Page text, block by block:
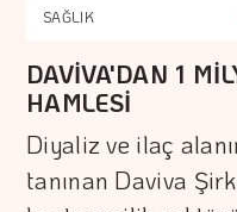
SAĞLIK
DAVİVA'DAN 1
HAMLESİ
Diyaliz ve ilaç
tanınan Daviva